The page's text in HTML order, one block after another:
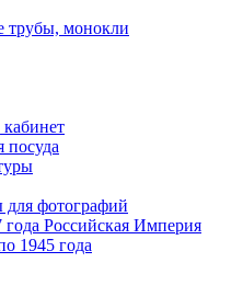
трубы, монокли
посуда
фотографий
Российская Империя
1945 года